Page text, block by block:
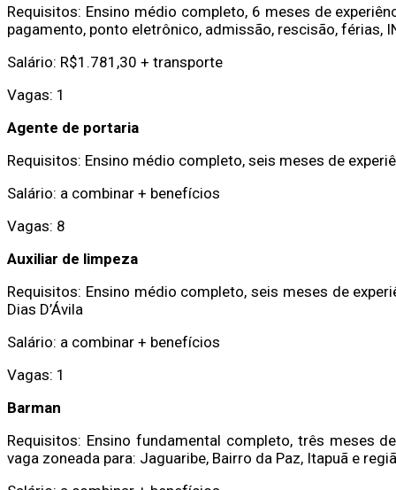
Requisitos: Ensino médio completo, 6 meses de
pagamento, ponto eletrônico, admissão, rescisão, férias,
Salário: R$1.781,30 + transporte
Vagas: 1
Agente de portaria
Requisitos: Ensino médio completo, seis meses de
Salário: a combinar + benefícios
Vagas: 8
Auxiliar de limpeza
Requisitos: Ensino médio completo, seis meses de
Dias D’Ávila
Salário: a combinar + benefícios
Vagas: 1
Barman
Requisitos: Ensino fundamental completo, três meses
vaga zoneada para: Jaguaribe, Bairro da Paz, Itapuã e